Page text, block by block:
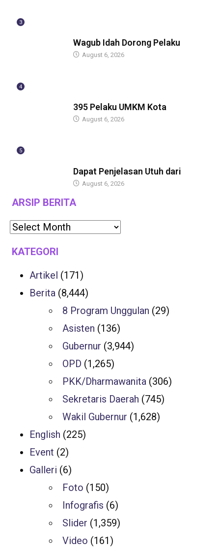
3
Wagub Idah Dorong Pelaku
August 6, 2026
4
395 Pelaku UMKM Kota
August 6, 2026
5
Dapat Penjelasan Utuh dari
August 6, 2026
ARSIP BERITA
KATEGORI
Artikel (171)
Berita (8,444)
8 Program Unggulan (29)
Asisten (136)
Gubernur (3,944)
OPD (1,265)
PKK/Dharmawanita (306)
Sekretaris Daerah (745)
Wakil Gubernur (1,628)
English (225)
Event (2)
Galleri (6)
Foto (150)
Infografis (6)
Slider (1,359)
Video (161)